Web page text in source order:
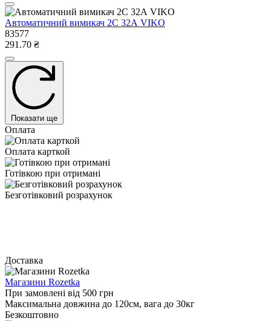
Автоматичний вимикач 2C 32А VIKO
83577
291.70 ₴
Показати ще
Оплата
Оплата карткой
Готівкою при отримані
Безготівковий розрахунок
Доставка
Магазини Rozetka
При замовлені від 500 грн
Максимальна довжина до 120см, вага до 30кг
Безкоштовно